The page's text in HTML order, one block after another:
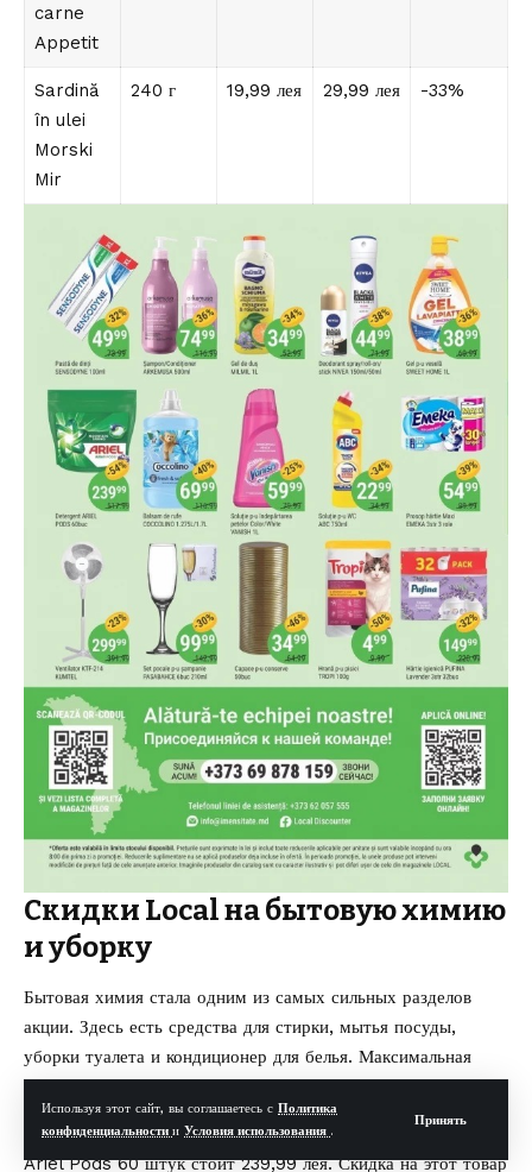
Используя этот сайт, вы соглашаетесь с Политика
конфиденциальности и Условия использования .
Принять
carne
Appetit
Sardină
în ulei
Morski
Mir
240 г 19,99 лея 29,99 лея -33%
Скидки Local на бытовую химию
и уборку
Бытовая химия стала одним из самых сильных разделов
акции. Здесь есть средства для стирки, мытья посуды,
уборки туалета и кондиционер для белья. Максимальная
скидка в этой категории достигает 54%.
Средства для стирки и ухода за одеждой
Ariel Pods 60 штук стоит 239,99 лея. Скидка на этот товар